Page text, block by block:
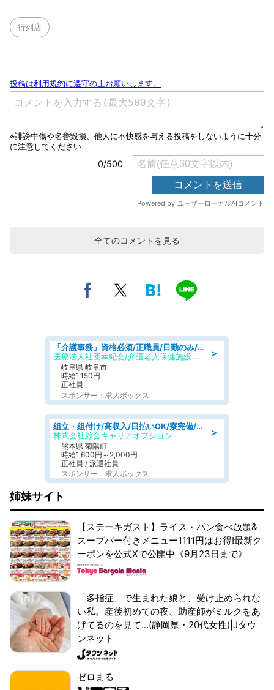
行列店
全てのコメントを見る
＞
「介護事務」資格必須/正職員/日勤のみ/介護老人保健施設
医療法人社団幸紀会/介護老人保健施設 グリーンビラ安江
岐阜県 岐阜市
時給1,150円
正社員
スポンサー：求人ボックス
＞
組立・組付け/高収入/日払いOK/寮完備/交替制/20・30・40代活躍中
株式会社綜合キャリアオプション
熊本県 菊陽町
時給1,600円～2,000円
正社員 / 派遣社員
スポンサー：求人ボックス
姉妹サイト
【ステーキガスト】ライス・パン食べ放題&
スープバー付きメニュー1111円はお得!最新ク
ーポンを公式Xで公開中《9月23日まで》
「多指症」で生まれた娘と、受け止められな
い私。産後初めての夜、助産師がミルクをあ
げてるのを見て...(静岡県・20代女性)|Jタウ
ンネット
ゼロまる